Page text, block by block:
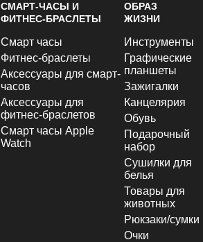
СМАРТ-ЧАСЫ И
ФИТНЕС-БРАСЛЕТЫ
Смарт часы
Фитнес-браслеты
Аксессуары для смарт-
часов
Аксессуары для
фитнес-браслетов
Смарт часы Apple
Watch
ОБРАЗ
ЖИЗНИ
Инструменты
Графические
планшеты
Зажигалки
Канцелярия
Обувь
Подарочный
набор
Сушилки для
белья
Товары для
животных
Рюкзаки/сумки
Очки